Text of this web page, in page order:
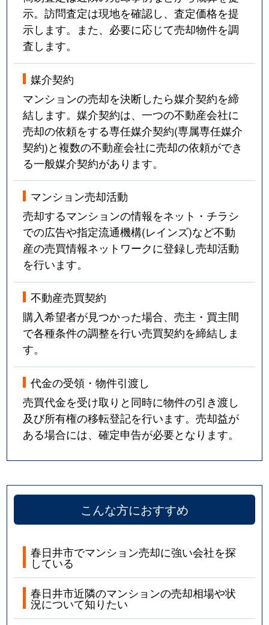
示。訪問査定は現地を確認し、査定価格を提
示します。また、必要に応じて売却物件を調
査します。
媒介契約
マンションの売却を決断したら媒介契約を締
結します。媒介契約は、一つの不動産会社に
売却の依頼をする専任媒介契約(専属専任媒介
契約)と複数の不動産会社に売却の依頼ができ
る一般媒介契約があります。
マンション売却活動
売却するマンションの情報をネット・チラシ
での広告や指定流通機構(レインズ)など不動
産の売買情報ネットワークに登録し売却活動
を行います。
不動産売買契約
購入希望者が見つかった場合、売主・買主間
で各種条件の調整を行い売買契約を締結しま
す。
代金の受領・物件引渡し
売買代金を受け取りと同時に物件の引き渡し
及び所有権の移転登記を行います。売却益が
ある場合には、確定申告が必要となります。
こんな方におすすめ
春日井市でマンション売却に強い会社を探
している
春日井市近隣のマンションの売却相場や状
況について知りたい